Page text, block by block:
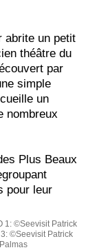
un petit
théâtre du
par
simple
un
nombreux
Plus Beaux
pour leur
1: ©Seevisit Patrick
3: ©Seevisit Patrick